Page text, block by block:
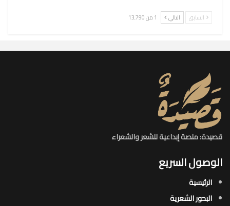
السابق التالي 1 من 13٬790
قصيدة: منصة إبداعية للشعر والشعراء
الوصول السريع
الرئيسية
البحور الشعرية​